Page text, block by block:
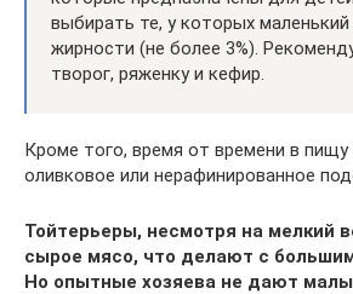
выбирать те, у которых
жирности (не более 3%).
творог, ряженку и кефир.
Кроме того, время от времени в
оливковое или нерафинированное
Тойтерьеры, несмотря на мелкий
сырое мясо, что делают с
Но опытные хозяева не дают